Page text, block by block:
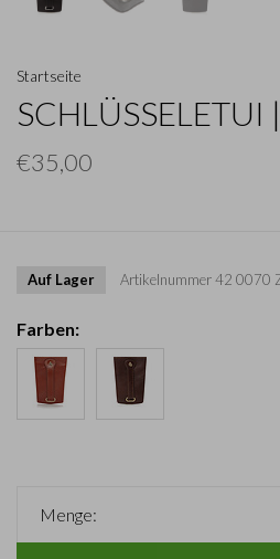
Startseite
SCHLÜSSELETUI
€35,00
Auf Lager Artikelnummer42 0070
Farben:
Menge: